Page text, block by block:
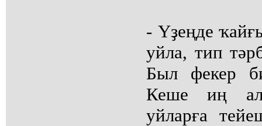
- Үҙеңде
уйла, тип
Был фекер
Кеше иң
уйларға